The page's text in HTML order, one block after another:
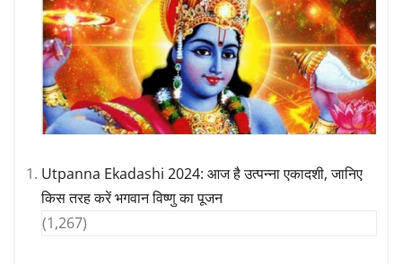
Utpanna Ekadashi 2024: आज है उत्पन्ना एकादशी, जानिए
किस तरह करें भगवान विष्णु का पूजन
(1,267)